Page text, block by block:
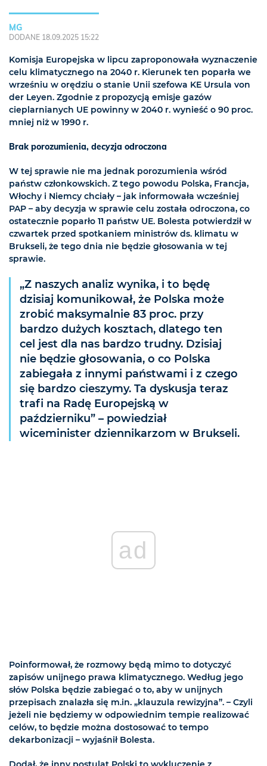
MG
DODANE 18.09.2025 15:22
Komisja Europejska w lipcu zaproponowała wyznaczenie
celu klimatycznego na 2040 r. Kierunek ten poparła we
wrześniu w orędziu o stanie Unii szefowa KE Ursula von
der Leyen. Zgodnie z propozycją emisje gazów
cieplarnianych UE powinny w 2040 r. wynieść o 90 proc.
mniej niż w 1990 r.
Brak porozumienia, decyzja odroczona
W tej sprawie nie ma jednak porozumienia wśród
państw członkowskich. Z tego powodu Polska, Francja,
Włochy i Niemcy chciały – jak informowała wcześniej
PAP – aby decyzja w sprawie celu została odroczona, co
ostatecznie poparło 11 państw UE. Bolesta potwierdził w
czwartek przed spotkaniem ministrów ds. klimatu w
Brukseli, że tego dnia nie będzie głosowania w tej
sprawie.
„Z naszych analiz wynika, i to będę
dzisiaj komunikował, że Polska może
zrobić maksymalnie 83 proc. przy
bardzo dużych kosztach, dlatego ten
cel jest dla nas bardzo trudny. Dzisiaj
nie będzie głosowania, o co Polska
zabiegała z innymi państwami i z czego
się bardzo cieszymy. Ta dyskusja teraz
trafi na Radę Europejską w
październiku” – powiedział
wiceminister dziennikarzom w Brukseli.
ad
Poinformował, że rozmowy będą mimo to dotyczyć
zapisów unijnego prawa klimatycznego. Według jego
słów Polska będzie zabiegać o to, aby w unijnych
przepisach znalazła się m.in. „klauzula rewizyjna”. – Czyli
jeżeli nie będziemy w odpowiednim tempie realizować
celów, to będzie można dostosować to tempo
dekarbonizacji – wyjaśnił Bolesta.